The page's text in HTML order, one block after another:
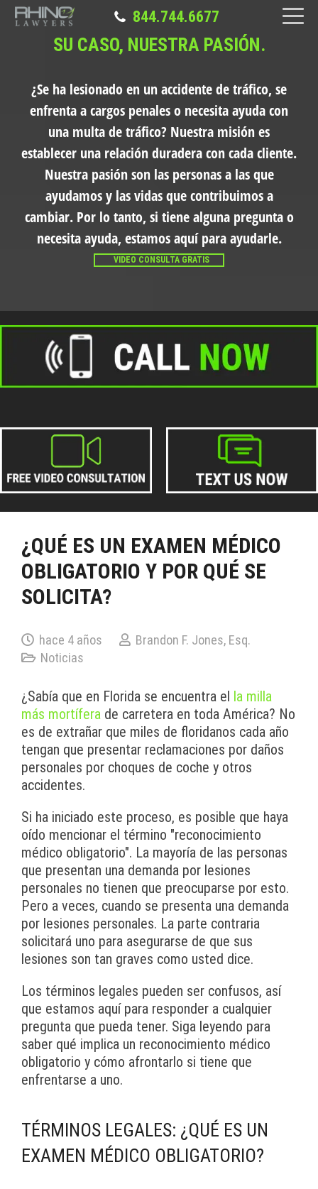
844.744.6677
SU CASO, NUESTRA PASIÓN.
¿Se ha lesionado en un accidente de tráfico, se
enfrenta a cargos penales o necesita ayuda con
una multa de tráfico? Nuestra misión es
establecer una relación duradera con cada cliente.
Nuestra pasión son las personas a las que
ayudamos y las vidas que contribuimos a
cambiar. Por lo tanto, si tiene alguna pregunta o
necesita ayuda, estamos aquí para ayudarle.
VIDEO CONSULTA GRATIS
¿QUÉ ES UN EXAMEN MÉDICO
OBLIGATORIO Y POR QUÉ SE
SOLICITA?
hace 4 años
Brandon F. Jones, Esq.
Noticias
¿Sabía que en Florida se encuentra el la milla
más mortífera de carretera en toda América? No
es de extrañar que miles de floridanos cada año
tengan que presentar reclamaciones por daños
personales por choques de coche y otros
accidentes.
Si ha iniciado este proceso, es posible que haya
oído mencionar el término "reconocimiento
médico obligatorio". La mayoría de las personas
que presentan una demanda por lesiones
personales no tienen que preocuparse por esto.
Pero a veces, cuando se presenta una demanda
por lesiones personales. La parte contraria
solicitará uno para asegurarse de que sus
lesiones son tan graves como usted dice.
Los términos legales pueden ser confusos, así
que estamos aquí para responder a cualquier
pregunta que pueda tener. Siga leyendo para
saber qué implica un reconocimiento médico
obligatorio y cómo afrontarlo si tiene que
enfrentarse a uno.
TÉRMINOS LEGALES: ¿QUÉ ES UN
EXAMEN MÉDICO OBLIGATORIO?